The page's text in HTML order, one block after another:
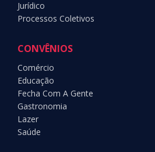
Jurídico
Processos Coletivos
CONVÊNIOS
Comércio
Educação
Fecha Com A Gente
Gastronomia
Lazer
Saúde